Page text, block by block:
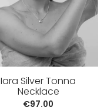
Iara Silver Tonna
Necklace
€97.00